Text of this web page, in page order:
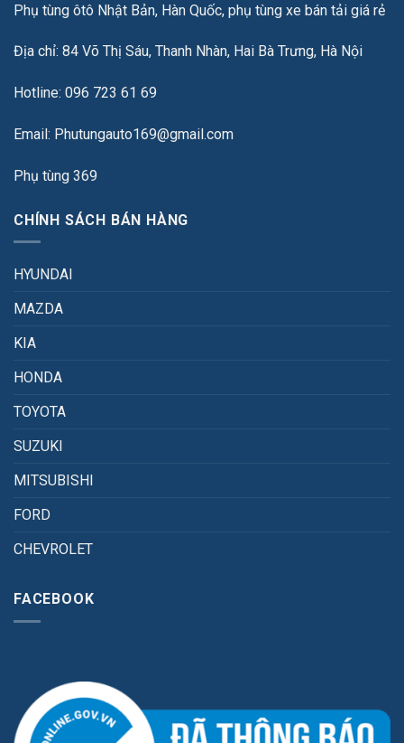
Phụ tùng ôtô Nhật Bản, Hàn Quốc, phụ tùng xe bán tải giá rẻ
Địa chỉ: 84 Võ Thị Sáu, Thanh Nhàn, Hai Bà Trưng, Hà Nội
Hotline: 096 723 61 69
Email: Phutungauto169@gmail.com
Phụ tùng 369
CHÍNH SÁCH BÁN HÀNG
HYUNDAI
MAZDA
KIA
HONDA
TOYOTA
SUZUKI
MITSUBISHI
FORD
CHEVROLET
FACEBOOK